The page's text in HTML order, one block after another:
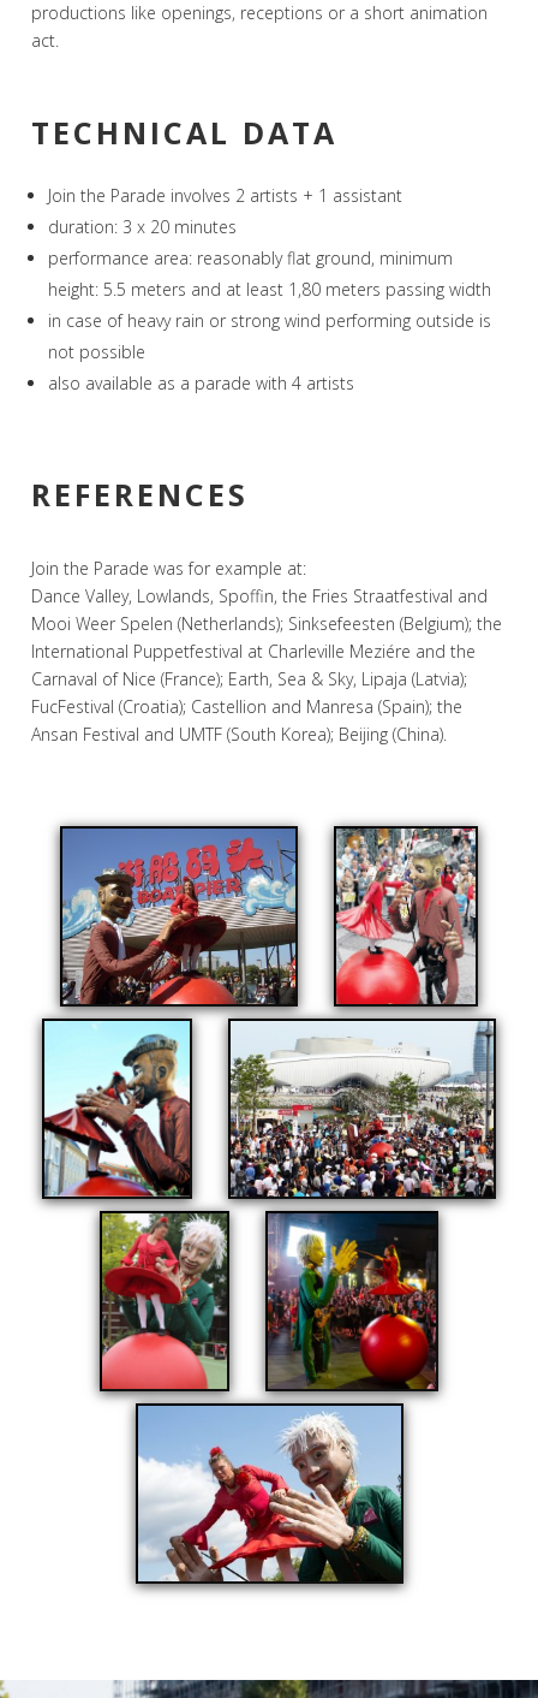
productions like openings, receptions or a short animation
act.
TECHNICAL DATA
Join the Parade involves 2 artists + 1 assistant
duration: 3 x 20 minutes
performance area: reasonably flat ground, minimum
height: 5.5 meters and at least 1,80 meters passing width
in case of heavy rain or strong wind performing outside is
not possible
also available as a parade with 4 artists
REFERENCES
Join the Parade was for example at:
Dance Valley, Lowlands, Spoffin, the Fries Straatfestival and
Mooi Weer Spelen (Netherlands); Sinksefeesten (Belgium); the
International Puppetfestival at Charleville Meziére and the
Carnaval of Nice (France); Earth, Sea & Sky, Lipaja (Latvia);
FucFestival (Croatia); Castellion and Manresa (Spain); the
Ansan Festival and UMTF (South Korea); Beijing (China).